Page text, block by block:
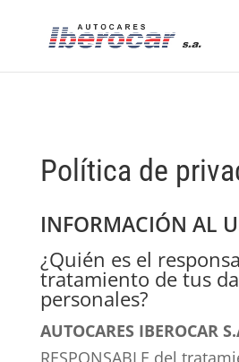
Política de
INFORMACIÓN AL
¿Quién es el
tratamiento de tus
personales?
AUTOCARES IBEROCAR
RESPONSABLE del